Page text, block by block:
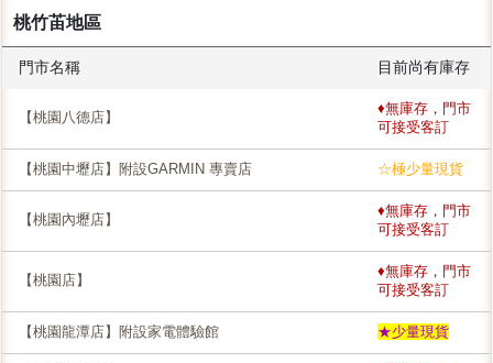
桃竹苖地區
門市名稱 目前尚有庫存
【桃園八德店】
♦無庫存，門市
可接受客訂
【桃園中壢店】附設GARMIN 專賣店 ☆極少量現貨
【桃園內壢店】
♦無庫存，門市
可接受客訂
【桃園店】
♦無庫存，門市
可接受客訂
【桃園龍潭店】附設家電體驗館 ★少量現貨